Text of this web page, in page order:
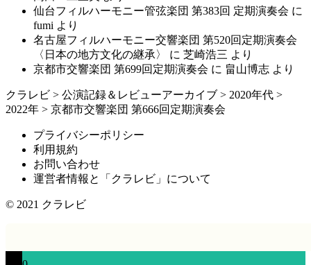
仙台フィルハーモニー管弦楽団 第383回 定期演奏会 に
fumi より
名古屋フィルハーモニー交響楽団 第520回定期演奏会
〈日本の地方文化の継承〉
に 芝崎浩三 より
京都市交響楽団 第699回定期演奏会 に 畠山博志 より
クラレビ > 公演記録＆レビューアーカイブ > 2020年代 >
2022年 > 京都市交響楽団 第666回定期演奏会
プライバシーポリシー
利用規約
お問い合わせ
運営者情報と「クラレビ」について
© 2021 クラレビ